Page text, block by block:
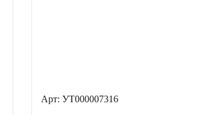
Арт: УТ000007316